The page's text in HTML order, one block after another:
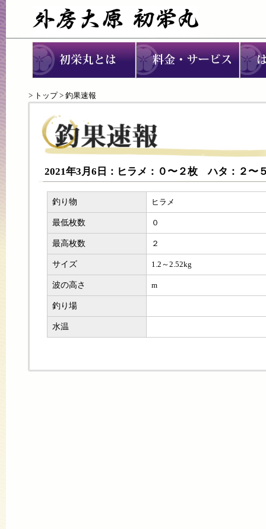
> トップ> 釣果速報
2021年3月6日：ヒラメ：０〜２枚 ハタ：２〜
釣り物 ヒラメ
最低枚数 ０
最高枚数 ２
サイズ 1.2～2.52kg
波の高さ m
釣り場
水温